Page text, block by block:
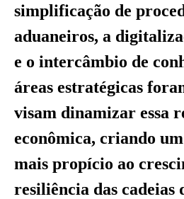
simplificação de
aduaneiros, a
e o intercâmbio de
áreas estratégicas
visam dinamizar essa
econômica, criando um
mais propício ao
resiliência das cadeias